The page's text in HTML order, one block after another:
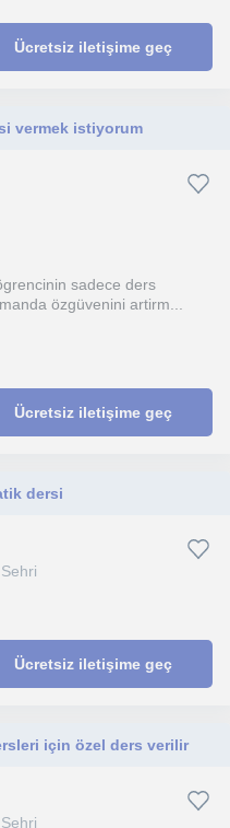
Ücretsiz iletişime geç
vermek istiyorum
sadece ders
özgüvenini artirm...
Ücretsiz iletişime geç
dersi
Ücretsiz iletişime geç
için özel ders verilir